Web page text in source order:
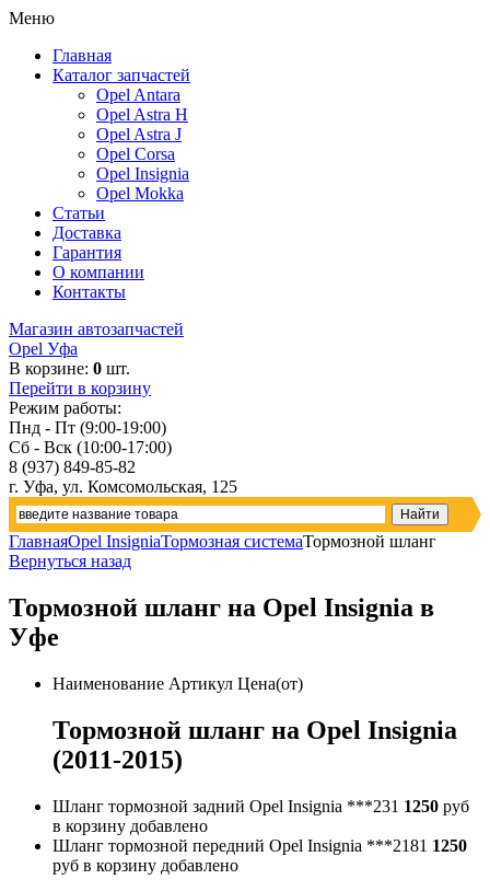
Меню
Главная
Каталог запчастей
Opel Antara
Opel Astra H
Opel Astra J
Opel Corsa
Opel Insignia
Opel Mokka
Статьи
Доставка
Гарантия
О компании
Контакты
Магазин автозапчастей
Opel Уфа
В корзине: 0 шт.
Перейти в корзину
Режим работы:
Пнд - Пт (9:00-19:00)
Сб - Вск (10:00-17:00)
8 (937) 849-85-82
г. Уфа, ул. Комсомольская, 125
ГлавнаяOpel InsigniaТормозная системаТормозной шланг
Вернуться назад
Тормозной шланг на Opel Insignia в
Уфе
Наименование Артикул Цена(от)
Тормозной шланг на Opel Insignia
(2011-2015)
Шланг тормозной задний Opel Insignia ***231 1250 руб
в корзину добавлено
Шланг тормозной передний Opel Insignia ***2181 1250
руб в корзину добавлено